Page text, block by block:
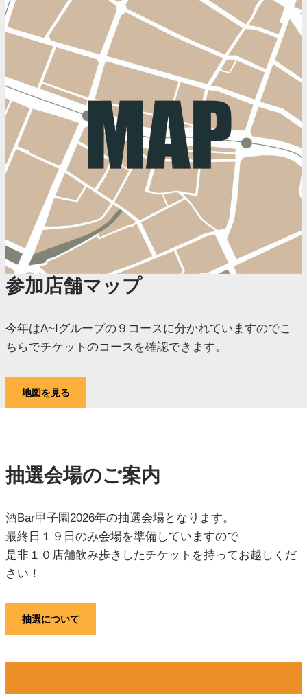
参加店舗マップ
今年はA~Iグループの９コースに分かれていますのでこ
ちらでチケットのコースを確認できます。
地図を見る
抽選会場のご案内
酒Bar甲子園2026年の抽選会場となります。
最終日１９日のみ会場を準備していますので
是非１０店舗飲み歩きしたチケットを持ってお越しくだ
さい！
抽選について